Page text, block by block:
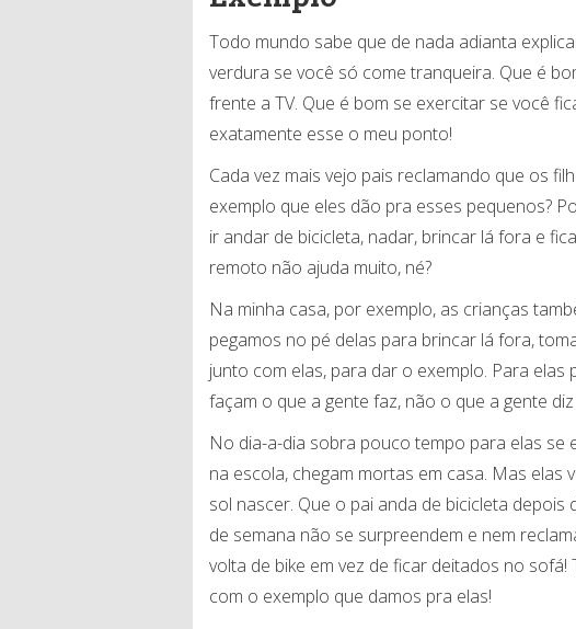
Todo mundo sabe que de nada adianta
verdura se você só come tranqueira. Que é
frente a TV. Que é bom se exercitar se você
exatamente esse o meu ponto!
Cada vez mais vejo pais reclamando que os
exemplo que eles dão pra esses pequenos?
ir andar de bicicleta, nadar, brincar lá fora e
remoto não ajuda muito, né?
Na minha casa, por exemplo, as crianças
pegamos no pé delas para brincar lá fora,
junto com elas, para dar o exemplo. Para
façam o que a gente faz, não o que a gente
No dia-a-dia sobra pouco tempo para elas se
na escola, chegam mortas em casa. Mas elas
sol nascer. Que o pai anda de bicicleta
de semana não se surpreendem e nem
volta de bike em vez de ficar deitados no
com o exemplo que damos pra elas!